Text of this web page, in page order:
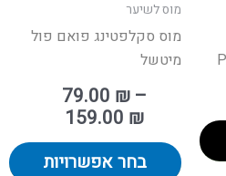
מוס לשיער
מוס סקלפטינג פואם פול
מיטשל
79.00 ₪–
159.00 ₪
בחר אפשרויות